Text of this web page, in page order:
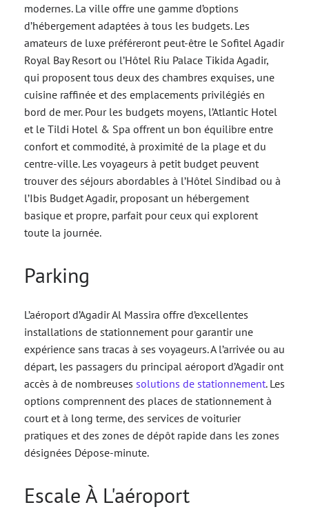
modernes. La ville offre une gamme d’options
d’hébergement adaptées à tous les budgets. Les
amateurs de luxe préféreront peut-être le Sofitel Agadir
Royal Bay Resort ou l’Hôtel Riu Palace Tikida Agadir,
qui proposent tous deux des chambres exquises, une
cuisine raffinée et des emplacements privilégiés en
bord de mer. Pour les budgets moyens, l’Atlantic Hotel
et le Tildi Hotel & Spa offrent un bon équilibre entre
confort et commodité, à proximité de la plage et du
centre-ville. Les voyageurs à petit budget peuvent
trouver des séjours abordables à l’Hôtel Sindibad ou à
l’Ibis Budget Agadir, proposant un hébergement
basique et propre, parfait pour ceux qui explorent
toute la journée.
Parking
L’aéroport d’Agadir Al Massira offre d’excellentes
installations de stationnement pour garantir une
expérience sans tracas à ses voyageurs. A l’arrivée ou au
départ, les passagers du principal aéroport d’Agadir ont
accès à de nombreuses solutions de stationnement. Les
options comprennent des places de stationnement à
court et à long terme, des services de voiturier
pratiques et des zones de dépôt rapide dans les zones
désignées Dépose-minute.
Escale À L'aéroport